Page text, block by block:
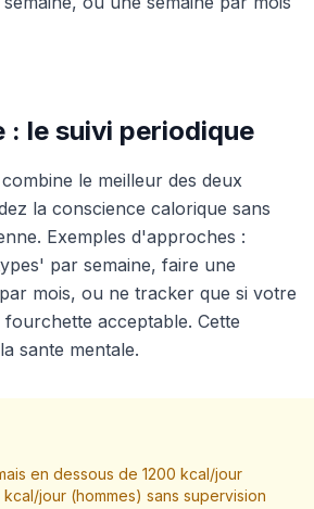
le suivi periodique
le meilleur des deux
la conscience calorique sans
Exemples d'approches :
par semaine, faire une
mois, ou ne tracker que si votre
acceptable. Cette
sante mentale.
en dessous de 1200 kcal/jour
jour (hommes) sans supervision